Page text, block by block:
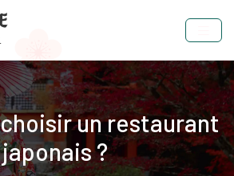
un restaurant
japonais ?